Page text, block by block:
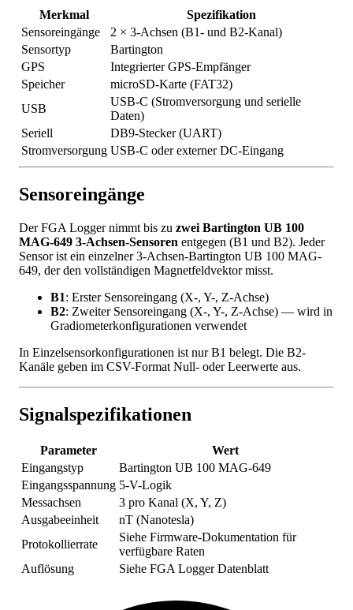
Merkmal
Spezifikation
Sensoreingänge
2 × 3-Achsen (B1- und B2-Kanal)
Sensortyp
Bartington
GPS
Integrierter GPS-Empfänger
Speicher
microSD-Karte (FAT32)
USB
USB-C (Stromversorgung und serielle
Daten)
Seriell
DB9-Stecker (UART)
Stromversorgung USB-C oder externer DC-Eingang
Sensoreingänge
Der FGA Logger nimmt bis zu zwei Bartington UB 100
MAG-649 3-Achsen-Sensoren entgegen (B1 und B2). Jeder
Sensor ist ein einzelner 3-Achsen-Bartington UB 100 MAG-
649, der den vollständigen Magnetfeldvektor misst.
B1: Erster Sensoreingang (X-, Y-, Z-Achse)
B2: Zweiter Sensoreingang (X-, Y-, Z-Achse) — wird in
Gradiometerkonfigurationen verwendet
In Einzelsensorkonfigurationen ist nur B1 belegt. Die B2-
Kanäle geben im CSV-Format Null- oder Leerwerte aus.
Signalspezifikationen
Parameter
Wert
Eingangstyp
Bartington UB 100 MAG-649
Eingangsspannung 5-V-Logik
Messachsen
3 pro Kanal (X, Y, Z)
Ausgabeeinheit
nT (Nanotesla)
Protokollierrate
Siehe Firmware-Dokumentation für
verfügbare Raten
Auflösung
Siehe FGA Logger Datenblatt